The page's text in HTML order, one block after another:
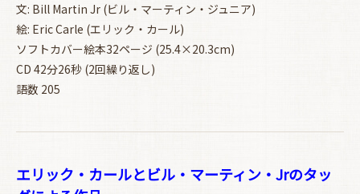
文: Bill Martin Jr (ビル・マーティン・ジュニア)
絵: Eric Carle (エリック・カール)
ソフトカバー絵本32ページ (25.4×20.3cm)
CD 42分26秒 (2回繰り返し)
語数 205
エリック・カールとビル・マーティン・Jrのタッ